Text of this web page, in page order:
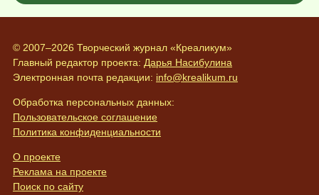
© 2007–2026 Творческий журнал «Креаликум»
Главный редактор проекта: Дарья Насибулина
Электронная почта редакции: info@krealikum.ru
Обработка персональных данных:
Пользовательское соглашение
Политика конфиденциальности
О проекте
Реклама на проекте
Поиск по сайту